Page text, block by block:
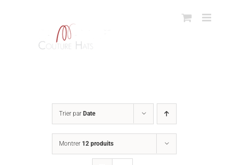
Trier par Date
Montrer 12 produits